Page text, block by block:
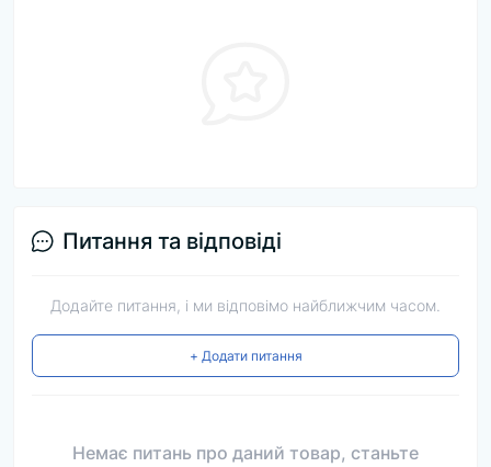
Питання та відповіді
Додайте питання, і ми відповімо найближчим часом.
+ Додати питання
Немає питань про даний товар, станьте